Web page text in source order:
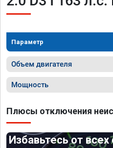
Параметр
Объем двигателя
Мощность
Плюсы отключения
Избавьтесь от